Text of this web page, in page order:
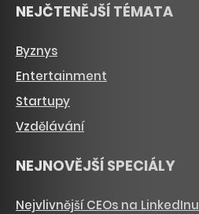
NEJČTENĚJŠÍ TÉMATA
Byznys
Entertainment
Startupy
Vzdělávání
NEJNOVĚJŠÍ SPECIÁLY
Nejvlivnější CEOs na LinkedInu